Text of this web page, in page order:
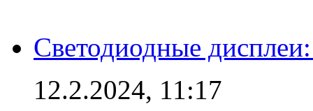
Светодиодные
12.2.2024, 11:17